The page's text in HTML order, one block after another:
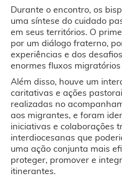
Durante o encontro, os
uma síntese do cuidado
em seus territórios. O
por um diálogo fraterno,
experiências e dos
enormes fluxos
Além disso, houve um
caritativas e ações
realizadas no
aos migrantes, e foram
iniciativas e colaborações
interdiocesanas que
uma ação conjunta mais
proteger, promover e
itinerantes.